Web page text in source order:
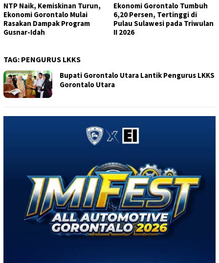
NTP Naik, Kemiskinan Turun,
Ekonomi Gorontalo Mulai
Rasakan Dampak Program
Gusnar-Idah
Ekonomi Gorontalo Tumbuh
6,20 Persen, Tertinggi di
Pulau Sulawesi pada Triwulan
II 2026
TAG: PENGURUS LKKS
Bupati Gorontalo Utara Lantik Pengurus LKKS
Gorontalo Utara